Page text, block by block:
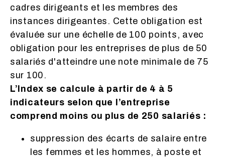
cadres dirigeants et les membres des
instances dirigeantes. Cette obligation est
évaluée sur une échelle de 100 points, avec
obligation pour les entreprises de plus de 50
salariés d'atteindre une note minimale de 75
sur 100.
L’Index se calcule à partir de 4 à 5
indicateurs selon que l’entreprise
comprend moins ou plus de 250 salariés :
suppression des écarts de salaire entre
les femmes et les hommes, à poste et